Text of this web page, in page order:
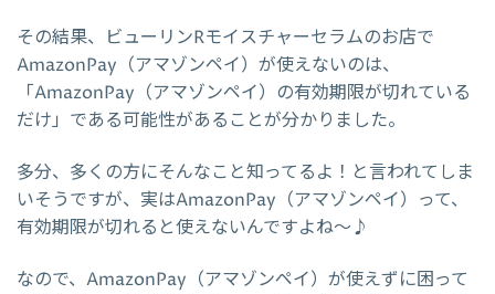
その結果、ビューリンRモイスチャーセラムのお店で
AmazonPay（アマゾンペイ）が使えないのは、
「AmazonPay（アマゾンペイ）の有効期限が切れている
だけ」である可能性があることが分かりました。
多分、多くの方にそんなこと知ってるよ！と言われてしま
いそうですが、実はAmazonPay（アマゾンペイ）って、
有効期限が切れると使えないんですよね～♪
なので、AmazonPay（アマゾンペイ）が使えずに困って